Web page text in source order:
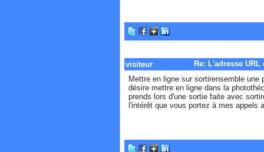
visiteur
Re: L'adresse
Mettre en ligne sur sortirensemble
désire mettre en ligne dans la
prends lors d'une sortie faite avec
l'intérêt que vous portez à mes appels